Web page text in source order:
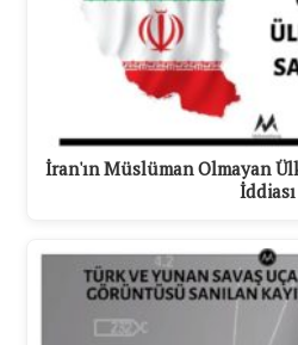
İran'ın Müslüman Olmayan
İddiası